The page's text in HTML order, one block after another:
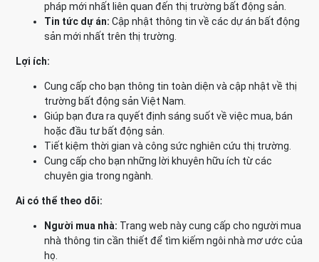
pháp mới nhất liên quan đến thị trường bất động sản.
Tin tức dự án: Cập nhật thông tin về các dự án bất động
sản mới nhất trên thị trường.
Lợi ích:
Cung cấp cho bạn thông tin toàn diện và cập nhật về thị
trường bất động sản Việt Nam.
Giúp bạn đưa ra quyết định sáng suốt về việc mua, bán
hoặc đầu tư bất động sản.
Tiết kiệm thời gian và công sức nghiên cứu thị trường.
Cung cấp cho bạn những lời khuyên hữu ích từ các
chuyên gia trong ngành.
Ai có thể theo dõi:
Người mua nhà: Trang web này cung cấp cho người mua
nhà thông tin cần thiết để tìm kiếm ngôi nhà mơ ước của
họ.